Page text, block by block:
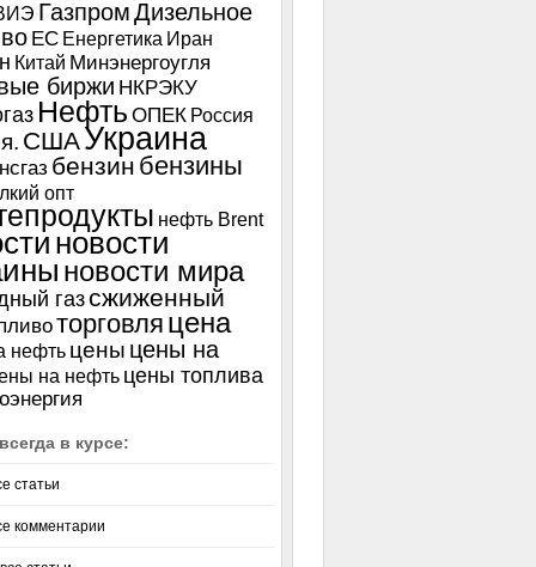
ГазпромДизельное
ЕС Енергетика Иран
Китай Минэнергоугля
биржи НКРЭКУ
Нефть ОПЕК Россия
СШАУкраина
бензин бензины
опт
нефть Brent
новости
новости мира
газсжиженный
торговля цена
нефть цены цены на
на нефть цены топлива
в курсе:
статьи
комментарии